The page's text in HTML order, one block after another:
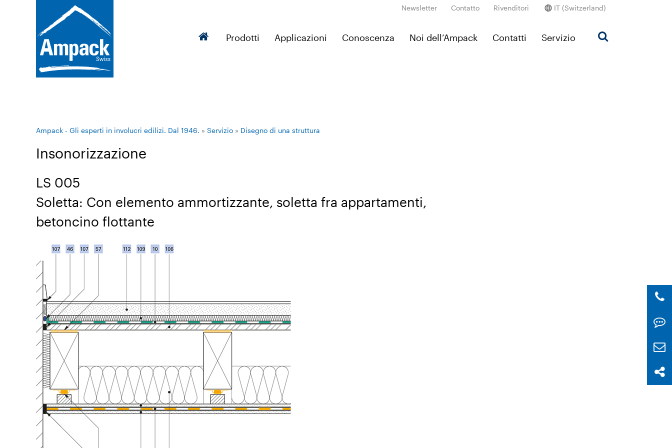
Newsletter Contatto Rivenditori IT (Switzerland)
Prodotti Applicazioni Conoscenza Noi dell’Ampack Contatti Servizio
Ampack - Gli esperti in involucri edilizi. Dal 1946. » Servizio » Disegno di una struttura
Insonorizzazione
LS 005
Soletta: Con elemento ammortizzante, soletta fra appartamenti,
betoncino flottante